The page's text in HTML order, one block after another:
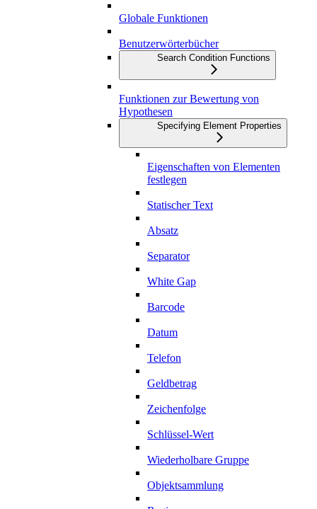
Globale Funktionen
Benutzerwörterbücher
Search Condition Functions
Funktionen zur Bewertung von
Hypothesen
Specifying Element Properties
Eigenschaften von Elementen
festlegen
Statischer Text
Absatz
Separator
White Gap
Barcode
Datum
Telefon
Geldbetrag
Zeichenfolge
Schlüssel-Wert
Wiederholbare Gruppe
Objektsammlung